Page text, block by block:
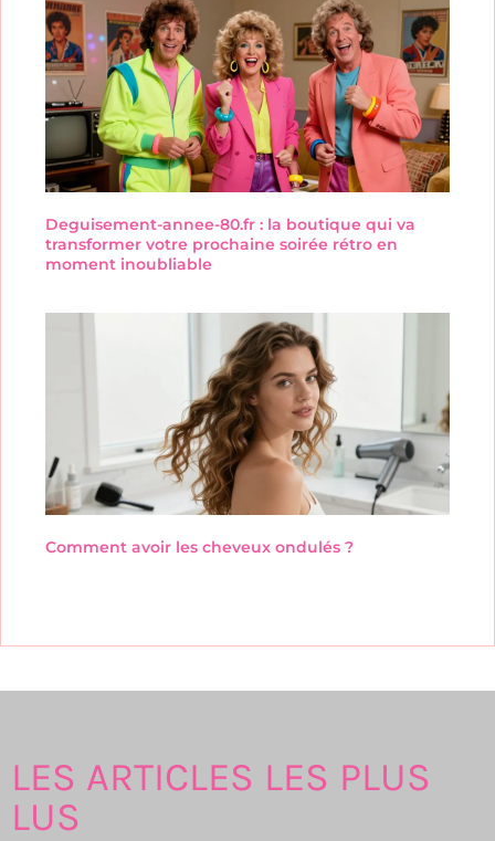
Deguisement-annee-80.fr : la boutique qui va
transformer votre prochaine soirée rétro en
moment inoubliable
Comment avoir les cheveux ondulés ?
LES ARTICLES LES PLUS
LUS